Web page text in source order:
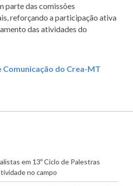
parte das comissões
reforçando a participação ativa
das atividades do
Comunicação do Crea-MT
em 13º Ciclo de Palestras
no campo